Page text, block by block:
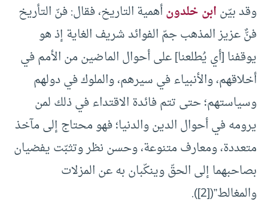
وقد بيّنابن خلدونأهمية التاريخ، فقال: فنّ التأريخ
فنٌّ عزيز المذهب جمّ الفوائد شريف الغاية إذ هو
يوقفنا [أي يُطلعنا] على أحوال الماضين من الأمم في
أخلاقهم، والأنبياء في سيرهم، والملوك في دولهم
وسياستهم؛ حتى تتم فائدة الاقتداء في ذلك لمن
يرومه في أحوال الدين والدنيا؛ فهو محتاج إلى مآخذ
متعددة، ومعارف متنوعة، وحسن نظر وتثبّت يفضيان
بصاحبهما إلى الحقّ وينكّبان به عن المزلات
والمغالط”([2]
).